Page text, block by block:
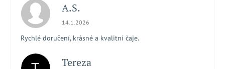
A.S.
Hodnocení obchodu je 5 z 5 hvězdiček.
14.1.2026
Rychlé doručení, krásné a kvalitní čaje.
Tereza